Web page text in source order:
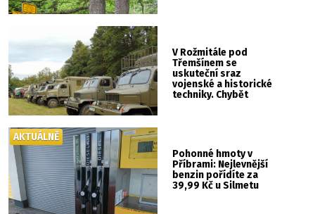
V Rožmitále pod
Třemšínem se
uskuteční sraz
vojenské a historické
techniky. Chybět
Pohonné hmoty v
Příbrami: Nejlevnější
benzin pořídíte za
39,99 Kč u Silmetu
AKTUÁLNĚ